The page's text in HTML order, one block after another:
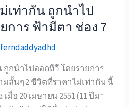
เท่ากัน ถูกนำไป
การ ฟ้ามีตา ช่อง 7
ถูกนำไปออกทีวี โดยรายการ
มสั้นๆ 2 ชีวิตที่ราคาไม่เท่ากัน นี้
มื่อ 20 เมษายน 2551 (11 ปีมา